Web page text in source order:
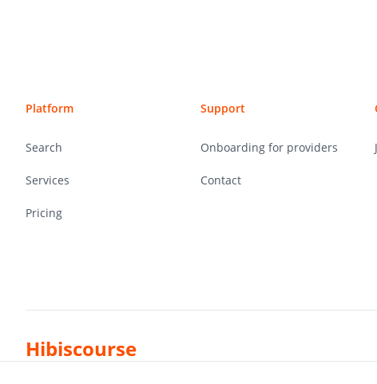
Platform
Search
Services
Pricing
Support
Onboarding for providers
Contact
Hibiscourse